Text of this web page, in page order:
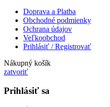
Doprava a Platba
Obchodné podmienky
Ochrana údajov
Veľkoobchod
Prihlásiť / Registrovať
Nákupný košík
zatvoriť
Prihlásiť sa